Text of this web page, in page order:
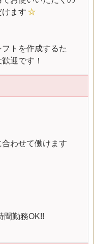
ます☆
トを作成するた
迎です！
合わせて働けます
間勤務OK!!